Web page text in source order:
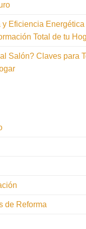
Eficiencia Energética
Total de tu
Salón? Claves para
de Reforma